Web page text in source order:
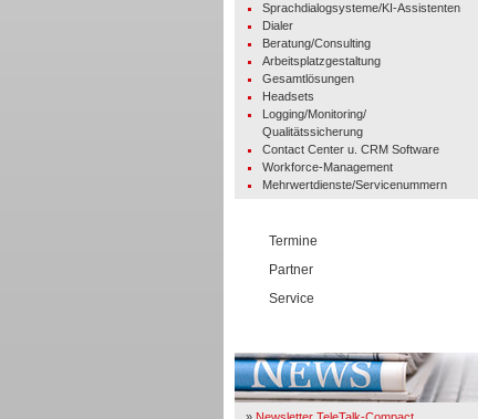
Sprachdialogsysteme/KI-Assistenten
Dialer
Beratung/Consulting
Arbeitsplatzgestaltung
Gesamtlösungen
Headsets
Logging/Monitoring/
Qualitätssicherung
Contact Center u. CRM Software
Workforce-Management
Mehrwertdienste/Servicenummern
Termine
Partner
Service